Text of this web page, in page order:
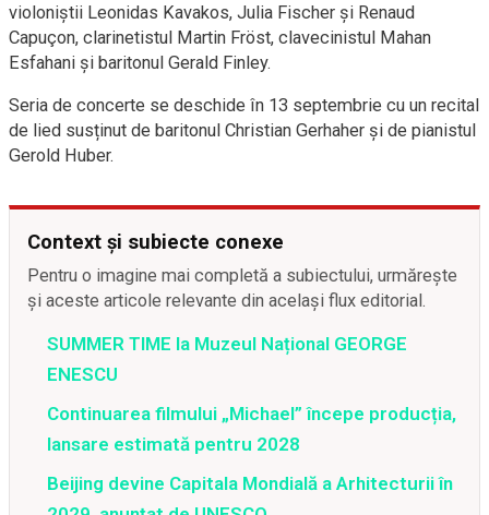
violoniștii Leonidas Kavakos, Julia Fischer și Renaud
Capuçon, clarinetistul Martin Fröst, clavecinistul Mahan
Esfahani și baritonul Gerald Finley.
Seria de concerte se deschide în 13 septembrie cu un recital
de lied susținut de baritonul Christian Gerhaher și de pianistul
Gerold Huber.
Context și subiecte conexe
Pentru o imagine mai completă a subiectului, urmărește
și aceste articole relevante din același flux editorial.
SUMMER TIME la Muzeul Național GEORGE
ENESCU
Continuarea filmului „Michael” începe producția,
lansare estimată pentru 2028
Beijing devine Capitala Mondială a Arhitecturii în